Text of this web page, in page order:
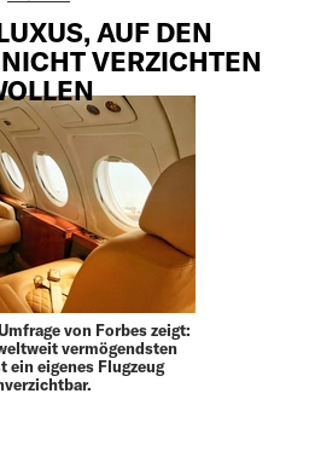
AUF DEN
VERZICHTEN
von Forbes zeigt:
vermögendsten
ein eigenes Flugzeug